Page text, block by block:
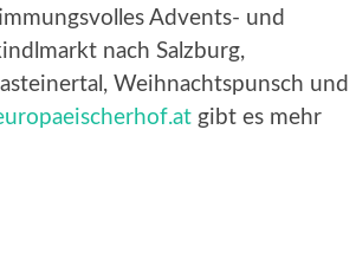
Advents- und
nach Salzburg,
Weihnachtspunsch und
gibt es mehr